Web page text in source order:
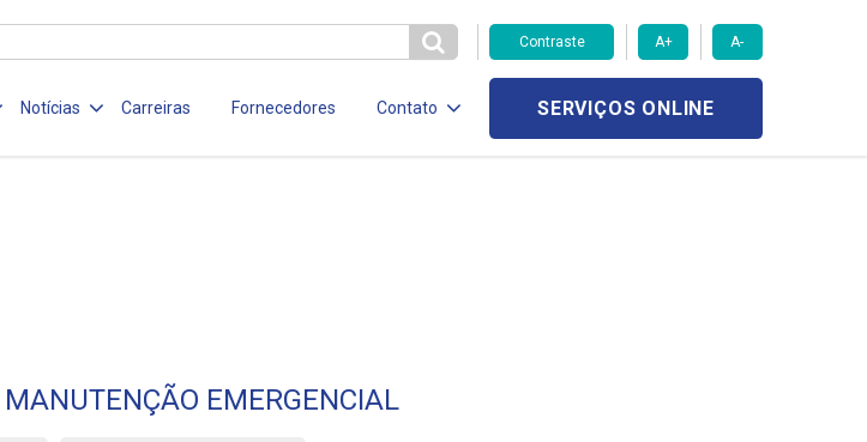
Contraste A+ A-
Notícias Carreiras Fornecedores Contato SERVIÇOS ONLINE
EMERGENCIAL